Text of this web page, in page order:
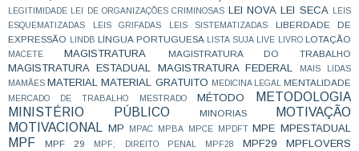
LEGITIMIDADE LEI DE ORGANIZAÇÕES CRIMINOSAS LEI NOVA LEI SECA
LEIS
ESQUEMATIZADAS
LEIS GRIFADAS LEIS SISTEMATIZADAS
LIBERDADE DE
EXPRESSÃO
LINDB LÍNGUA PORTUGUESA LISTA SUJA LIVE LIVRO LOTAÇÃO
MACETE MAGISTRATURA MAGISTRATURA DO TRABALHO
MAGISTRATURA ESTADUAL MAGISTRATURA FEDERAL
MAIS LIDAS
MAMÃES MATERIAL MATERIAL GRATUITO MEDICINA LEGAL MENTALIDADE
MERCADO DE TRABALHO MESTRADO MÉTODO
METODOLOGIA
MINISTÉRIO PÚBLICO
MINORIAS
MOTIVAÇÃO
MOTIVACIONAL
MP MPAC MPBA MPCE MPDFT MPE MPESTADUAL
MPF MPF 29 MPF; DIREITO PENAL MPF28 MPF29
MPFLOVERS